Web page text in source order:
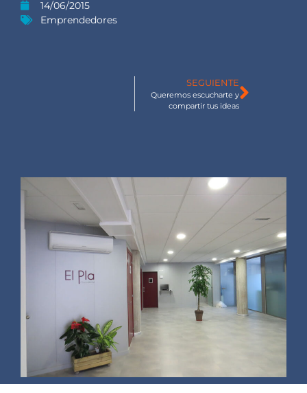
14/06/2015
Emprendedores
SEGUIENTE
Queremos escucharte y
compartir tus ideas